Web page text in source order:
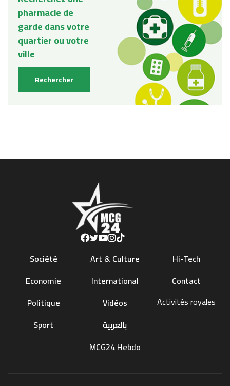
Société
Economie
Politique
Sport
Art & Culture
International
Vidéos
بالعربية
MCG24 Hebdo
Hi-Tech
Contact
Activités royales